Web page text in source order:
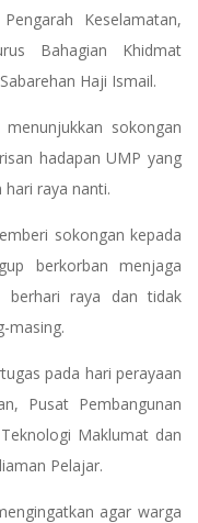
Keselamatan,
Bahagian Khidmat
Haji Ismail.
sokongan
hadapan UMP yang
raya nanti.
sokongan kepada
berkorban menjaga
berhari raya dan tidak
masing.
pada hari perayaan
Pusat Pembangunan
Maklumat dan
Pelajar.
agar warga